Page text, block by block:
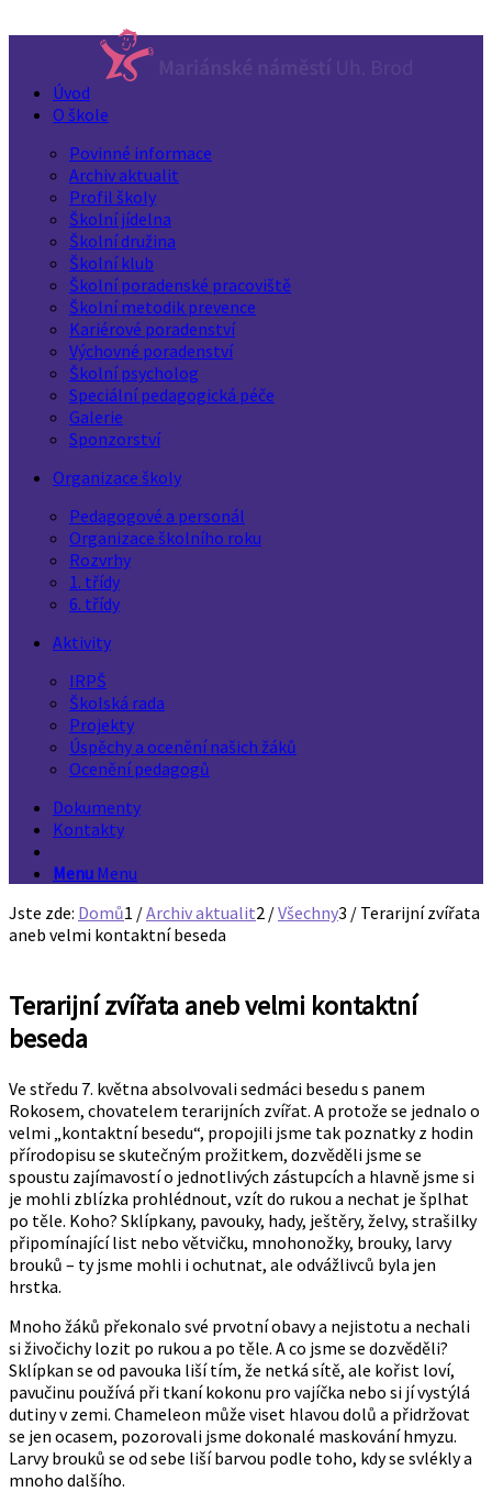
Úvod
O škole
Povinné informace
Archiv aktualit
Profil školy
Školní jídelna
Školní družina
Školní klub
Školní poradenské pracoviště
Školní metodik prevence
Kariérové poradenství
Výchovné poradenství
Školní psycholog
Speciální pedagogická péče
Galerie
Sponzorství
Organizace školy
Pedagogové a personál
Organizace školního roku
Rozvrhy
1. třídy
6. třídy
Aktivity
IRPŠ
Školská rada
Projekty
Úspěchy a ocenění našich žáků
Ocenění pedagogů
Dokumenty
Kontakty
Menu Menu
Jste zde: Domů1 /Archiv aktualit2 /Všechny3 / Terarijní zvířata
aneb velmi kontaktní beseda
Terarijní zvířata aneb velmi kontaktní
beseda
Ve středu 7. května absolvovali sedmáci besedu s panem
Rokosem, chovatelem terarijních zvířat. A protože se jednalo o
velmi „kontaktní besedu“, propojili jsme tak poznatky z hodin
přírodopisu se skutečným prožitkem, dozvěděli jsme se
spoustu zajímavostí o jednotlivých zástupcích a hlavně jsme si
je mohli zblízka prohlédnout, vzít do rukou a nechat je šplhat
po těle. Koho? Sklípkany, pavouky, hady, ještěry, želvy, strašilky
připomínající list nebo větvičku, mnohonožky, brouky, larvy
brouků – ty jsme mohli i ochutnat, ale odvážlivců byla jen
hrstka.
Mnoho žáků překonalo své prvotní obavy a nejistotu a nechali
si živočichy lozit po rukou a po těle. A co jsme se dozvěděli?
Sklípkan se od pavouka liší tím, že netká sítě, ale kořist loví,
pavučinu používá při tkaní kokonu pro vajíčka nebo si jí vystýlá
dutiny v zemi. Chameleon může viset hlavou dolů a přidržovat
se jen ocasem, pozorovali jsme dokonalé maskování hmyzu.
Larvy brouků se od sebe liší barvou podle toho, kdy se svlékly a
mnoho dalšího.